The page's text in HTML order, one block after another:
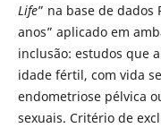
Life” na base de dados
anos” aplicado em
inclusão: estudos que
idade fértil, com vida
endometriose pélvica
sexuais. Critério de